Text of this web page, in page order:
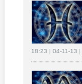
18:23 | 04-11-13 |